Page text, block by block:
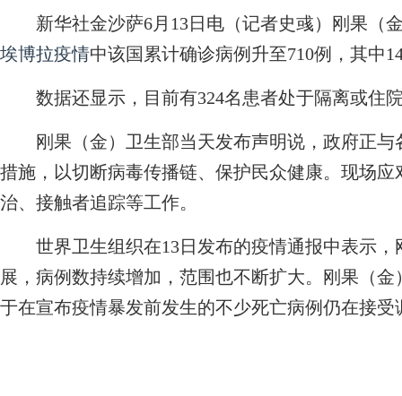
新华社金沙萨6月13日电（记者史彧）刚果（
埃博拉疫情中该国累计确诊病例升至710例，其中
数据还显示，目前有324名患者处于隔离或住
刚果（金）卫生部当天发布声明说，政府正与
措施，以切断病毒传播链、保护民众健康。现场
治、接触者追踪等工作。
世界卫生组织在13日发布的疫情通报中表示，
展，病例数持续增加，范围也不断扩大。刚果（
于在宣布疫情暴发前发生的不少死亡病例仍在接